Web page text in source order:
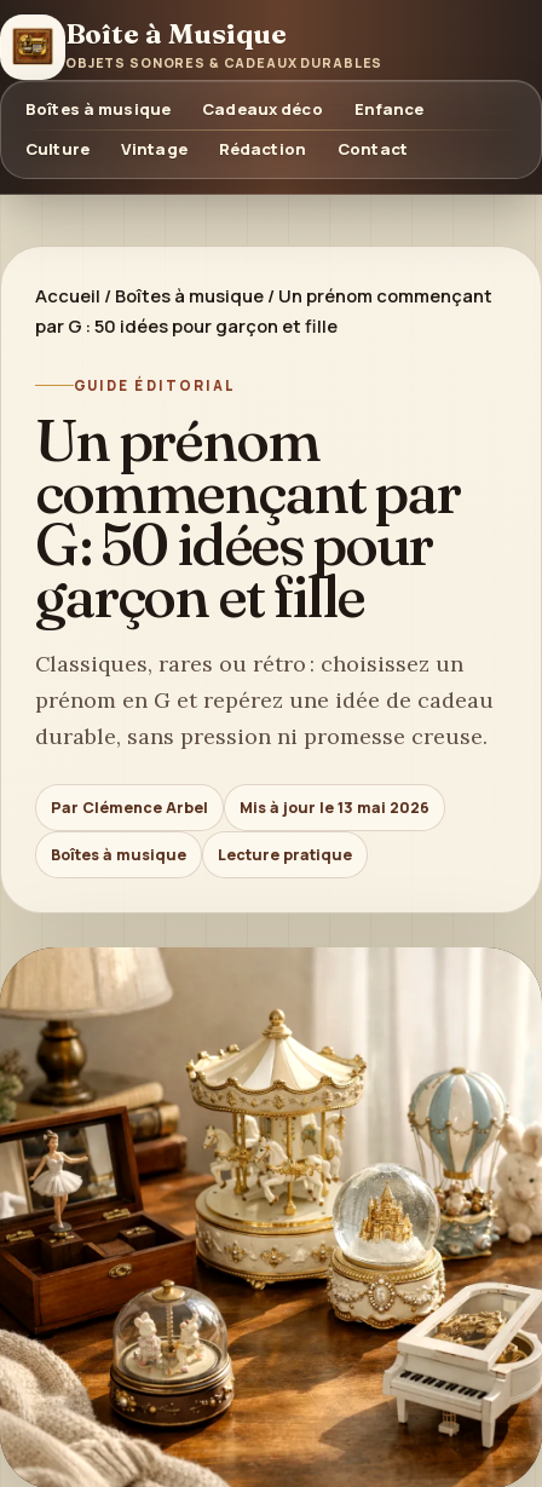
Boîte à Musique
OBJETS SONORES & CADEAUX DURABLES
Boîtes à musique Cadeaux déco
Enfance
Culture
Vintage Rédaction Contact
Accueil / Boîtes à musique / Un prénom commençant
par G : 50 idées pour garçon et fille
GUIDE ÉDITORIAL
Un prénom
commençant par
G : 50 idées pour
garçon et fille
Classiques, rares ou rétro : choisissez un
prénom en G et repérez une idée de cadeau
durable, sans pression ni promesse creuse.
Par Clémence Arbel Mis à jour le 13 mai 2026
Boîtes à musique Lecture pratique